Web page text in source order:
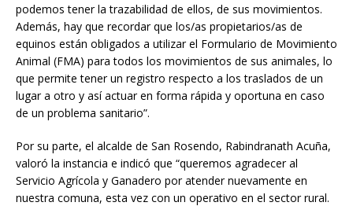
podemos tener la trazabilidad de ellos, de sus movimientos.
Además, hay que recordar que los/as propietarios/as de
equinos están obligados a utilizar el Formulario de Movimiento
Animal (FMA) para todos los movimientos de sus animales, lo
que permite tener un registro respecto a los traslados de un
lugar a otro y así actuar en forma rápida y oportuna en caso
de un problema sanitario”.
Por su parte, el alcalde de San Rosendo, Rabindranath Acuña,
valoró la instancia e indicó que “queremos agradecer al
Servicio Agrícola y Ganadero por atender nuevamente en
nuestra comuna, esta vez con un operativo en el sector rural.